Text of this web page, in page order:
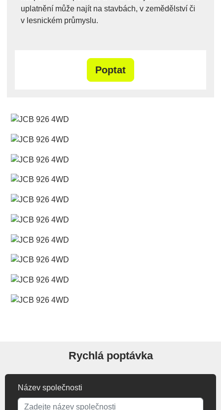
uplatnění může najít na stavbách, v zemědělství či
v lesnickém průmyslu.
Poptat
Rychlá poptávka
Název společnosti